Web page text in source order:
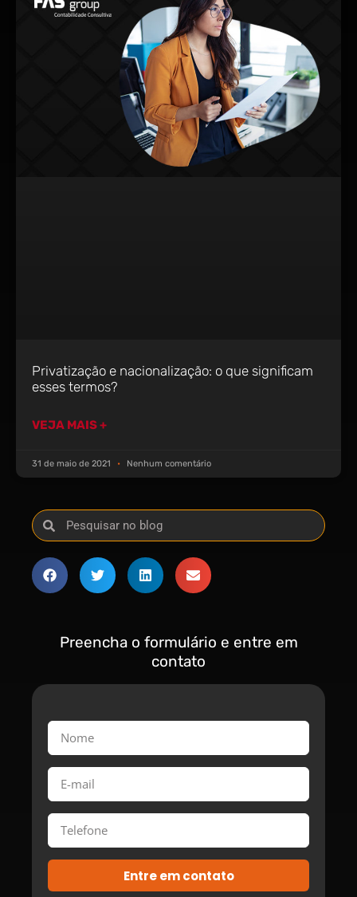
Privatização e nacionalização: o que significam
esses termos?
VEJA MAIS +
31 de maio de 2021 Nenhum comentário
Preencha o formulário e entre em
contato
Entre em contato